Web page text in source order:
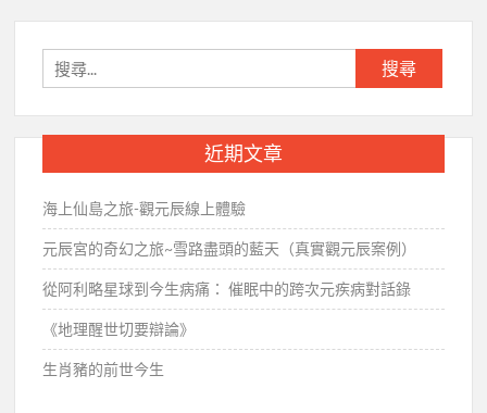
導
覽
尋
關
字:
近期文章
海上仙島之旅-觀元辰線上體驗
元辰宮的奇幻之旅~雪路盡頭的藍天（真實觀元辰案例）
從阿利略星球到今生病痛： 催眠中的跨次元疾病對話錄
《地理醒世切要辯論》
生肖豬的前世今生